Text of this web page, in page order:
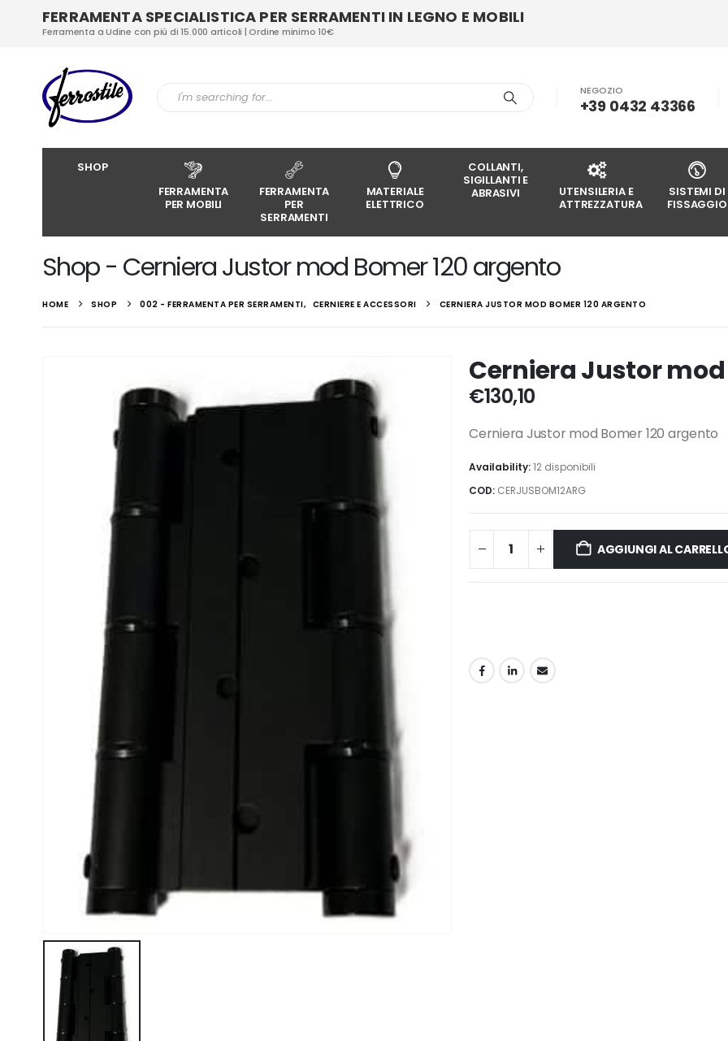
FERRAMENTA SPECIALISTICA PER SERRAMENTI IN LEGNO E MOBILI
Ferramenta a Udine con più di 15.000 articoli | Ordine minimo 10€
NEGOZIO
+39 0432 43366
SHOP
FERRAMENTA
PER MOBILI
FERRAMENTA
PER
SERRAMENTI
MATERIALE
ELETTRICO
COLLANTI,
SIGILLANTI E
ABRASIVI
UTENSILERIA E
ATTREZZATURA
SISTEMI DI
FISSAGGIO
Shop - Cerniera Justor mod Bomer 120 argento
HOME SHOP 002 - FERRAMENTA PER SERRAMENTI, CERNIERE E ACCESSORI CERNIERA JUSTOR MOD BOMER 120 ARGENTO
Cerniera Justor
€130,10
Cerniera Justor mod Bomer 120 argento
Availability:12 disponibili
COD: CERJUSBOM12ARG
AGGIUNGI AL